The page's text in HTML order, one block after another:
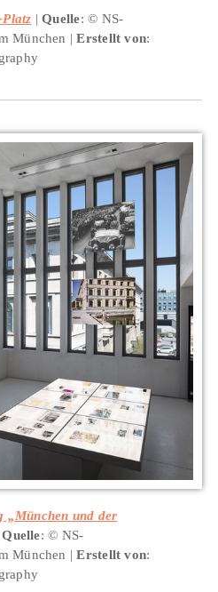
Quelle: © NS-
München
Erstellt von:
„München und der
Quelle: © NS-
München
Erstellt von: